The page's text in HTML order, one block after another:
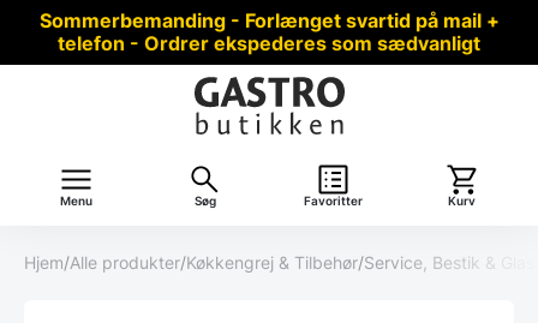
Sommerbemanding - Forlænget svartid på mail +
telefon - Ordrer ekspederes som sædvanligt
Menu Søg Favoritter Kurv
Hjem/Alle produkter/Køkkengrej & Tilbehør/Service, Bestik & Glas